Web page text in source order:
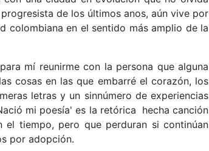
de los últimos anos, aún vive por
colombiana en el sentido más amplio de la
mí reunirme con la persona que alguna
cosas en las que embarré el corazón, los
letras y un sinnúmero de experiencias
mi poesía' es la retórica hecha canción
el tiempo, pero que perduran si continúan
por adopción.